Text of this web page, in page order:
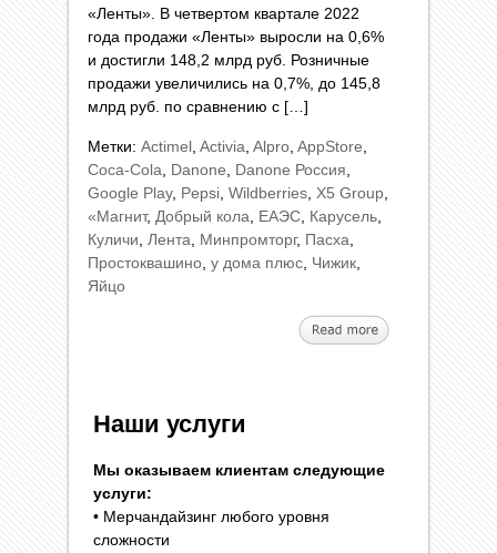
«Ленты». В четвертом квартале 2022
года продажи «Ленты» выросли на 0,6%
и достигли 148,2 млрд руб. Розничные
продажи увеличились на 0,7%, до 145,8
млрд руб. по сравнению с […]
Метки: Actimel Activia Alpro AppStore
Coca-Cola
Danone Danone Россия
Google Play, Pepsi Wildberries X5 Group
«Магнит, Добрый кола ЕАЭС Карусель
Куличи
Лента Минпромторг, Пасха
Простоквашино у дома плюс Чижик
Яйцо
Наши услуги
Мы оказываем клиентам следующие
услуги:
• Мерчандайзинг любого уровня
сложности